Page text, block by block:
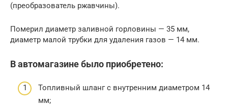
(преобразователь ржавчины).
Померил диаметр заливной горловины — 35 мм,
диаметр малой трубки для удаления газов — 14 мм.
В автомагазине было приобретено:
Топливный шланг с внутренним диаметром 14
мм;